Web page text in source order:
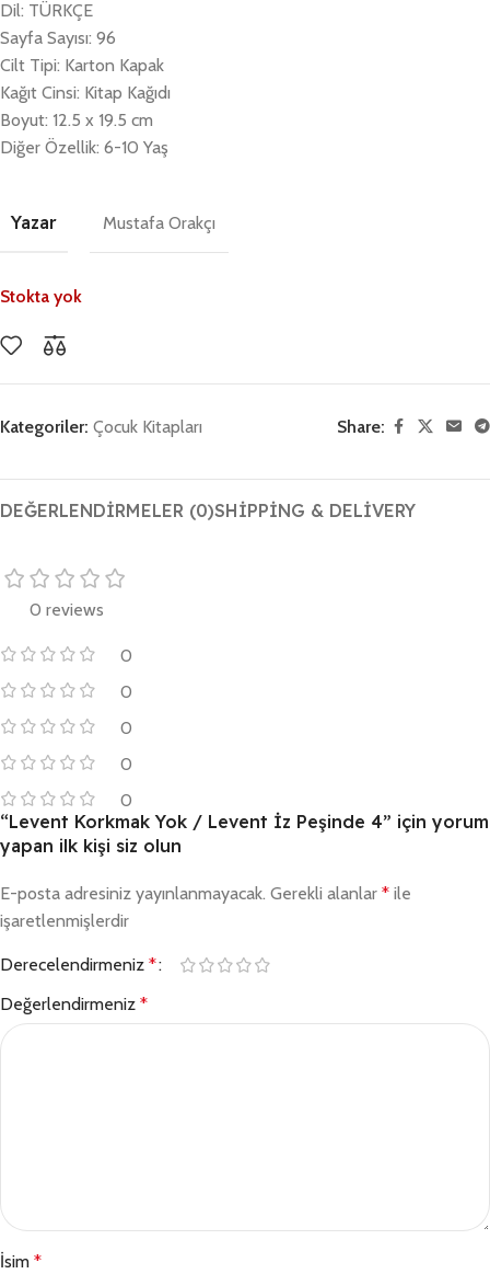
Dil: TÜRKÇE
Sayfa Sayısı: 96
Cilt Tipi: Karton Kapak
Kağıt Cinsi: Kitap Kağıdı
Boyut: 12.5 x 19.5 cm
Diğer Özellik: 6-10 Yaş
Yazar Mustafa Orakçı
Stokta yok
Kategoriler: Çocuk Kitapları Share:
DEĞERLENDIRMELER (0)SHIPPING & DELIVERY
0 reviews
0
0
0
0
0
“Levent Korkmak Yok / Levent İz Peşinde 4” için yorum
yapan ilk kişi siz olun
E-posta adresiniz yayınlanmayacak. Gerekli alanlar * ile
işaretlenmişlerdir
Derecelendirmeniz *
Değerlendirmeniz *
İsim *